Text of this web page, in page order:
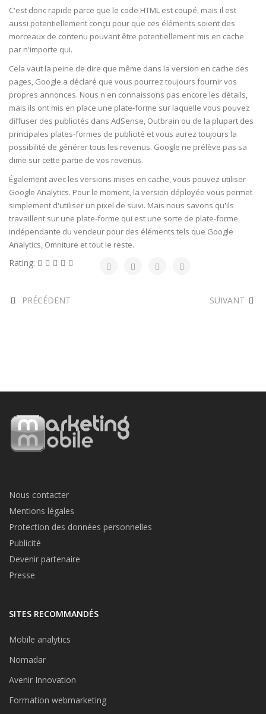
C'est donc rapide parce que le code HTML est coupé, mais il est
aussi potentiellement conçu pour que ces éléments soient des
morceaux de contenu pouvant être potentiellement mis en cache
par n'importe qui.
Cela vaut la peine de dire que même dans la version en cache des
pages, Google a déclaré que vous pourrez toujours fournir vos
propres annonces. Nous n'en connaissons pas encore les détails,
mais ils ont mis en place une plate-forme sur laquelle vous pouvez
diffuser des publicités dans AdSense, Outbrain ou de la plupart des
principales plates-formes de publicité et vous aurez toujours la
possibilité de générer tous les revenus. Google ne prélève pas sa
dime sur cette partie de vos revenus.
Également avec les versions mises en cache, vous pouvez utiliser
Google Analytics. Pour le moment, la version déployée vous permet
simplement d'utiliser un pixel de suivi. Mais nous savons qu'ils
travaillent sur une plate-forme qui est une sorte de plate-forme
indépendante du vendeur pour des éléments tels que Google
Analytics, Omniture et tout le reste.
Rating:
PRÉCÉDENT SUIVANT
Nous contacter
Mentions légales
Protection des données personnelles
Publicité
Devenir partenaire
Presse
SITES RECOMMANDÉS
Mobile analytics
Nomadar
Avenir Innovation
Formation webmarketing